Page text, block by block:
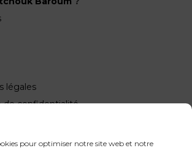
pour optimiser notre site web et notre
légales
de confidentialité